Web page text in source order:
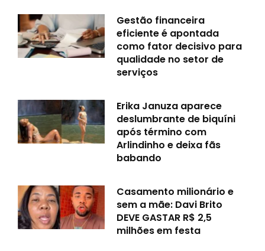
Gestão financeira
eficiente é apontada
como fator decisivo para
qualidade no setor de
serviços
Erika Januza aparece
deslumbrante de biquíni
após término com
Arlindinho e deixa fãs
babando
Casamento milionário e
sem a mãe: Davi Brito
DEVE GASTAR R$ 2,5
milhões em festa